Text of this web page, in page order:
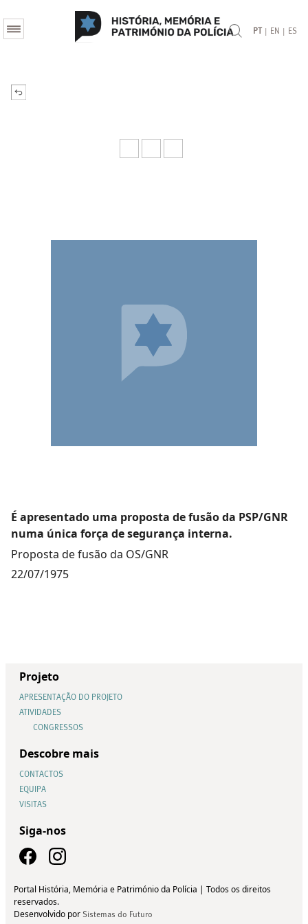
PT | EN | ES
É apresentado uma proposta de fusão da PSP/GNR
numa única força de segurança interna.
Proposta de fusão da OS/GNR
22/07/1975
Projeto
APRESENTAÇÃO DO PROJETO
ATIVIDADES
CONGRESSOS
Descobre mais
CONTACTOS
EQUIPA
VISITAS
Siga-nos
Portal História, Memória e Património da Polícia | Todos os direitos
reservados.
Desenvolvido por Sistemas do Futuro